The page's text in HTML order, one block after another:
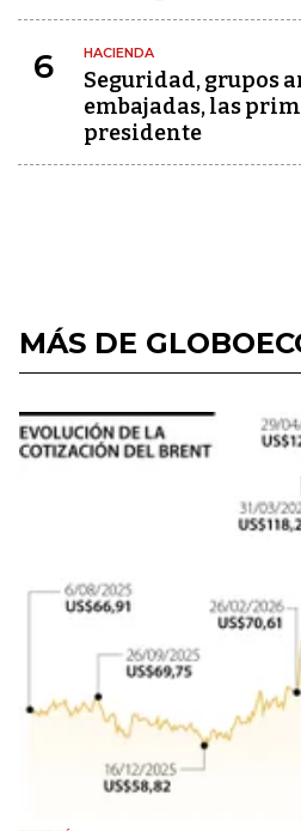
6 HACIENDA
Seguridad, grupos
embajadas, las
presidente
MÁS DE